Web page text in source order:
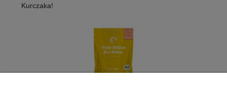
Kurczaka!